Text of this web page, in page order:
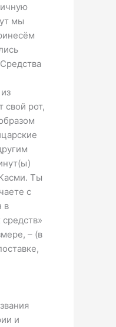
мы
свой рот,
Ты
с
в
– (в
и